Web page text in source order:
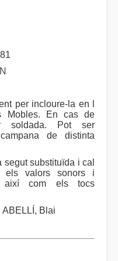
per incloure-la en l
Mobles. En cas de
soldada. Pot ser
de distinta
segut substituïda i cal
els valors sonors i
així com els tocs
ABELLÍ, Blai